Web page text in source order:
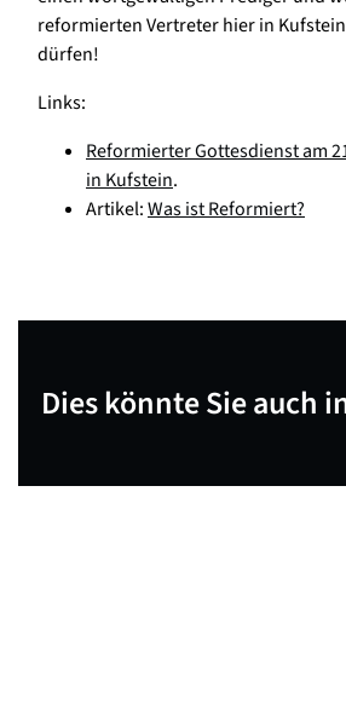
reformierten Vertreter hier in
dürfen!
Links:
Reformierter Gottesdienst am
in Kufstein.
Artikel:Was ist Reformiert?
Dies könnte Sie auch